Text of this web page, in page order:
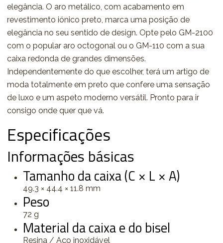
elegância. O aro metálico, com acabamento em
revestimento iónico preto, marca uma posição de
elegância no seu sentido de design. Opte pelo GM-2100
com o popular aro octogonal ou o GM-110 com a sua
caixa redonda de grandes dimensões.
Independentemente do que escolher, terá um artigo de
moda totalmente em preto que confere uma sensação
de luxo e um aspeto moderno versátil. Pronto para ir
consigo onde quer que vá.
Especificações
Informações básicas
Tamanho da caixa (C × L × A)
49.3 × 44.4 × 11.8 mm
Peso
72 g
Material da caixa e do bisel
Resina / Aço inoxidável